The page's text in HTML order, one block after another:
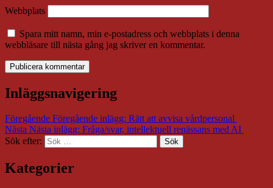
Webbplats
Spara mitt namn, min e-postadress och webbplats i denna
webbläsare till nästa gång jag skriver en kommentar.
Inläggsnavigering
Föregående Föregående inlägg: Rätt att avvisa vårdpersonal
Nästa Nästa inlägg: Fråga/svar, intellektuell renässans med AI
Sök efter:
Sök
Kategorier